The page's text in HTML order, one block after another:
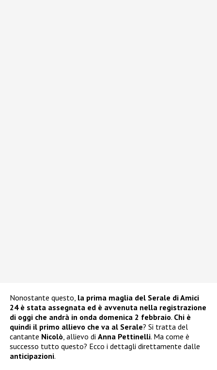
Nonostante questo, la prima maglia del Serale di Amici
24 è stata assegnata ed è avvenuta nella registrazione
di oggi che andrà in onda domenica 2 febbraio. Chi è
quindi il primo allievo che va al Serale? Si tratta del
cantante Nicolò, allievo di Anna Pettinelli. Ma come è
successo tutto questo? Ecco i dettagli direttamente dalle
anticipazioni.